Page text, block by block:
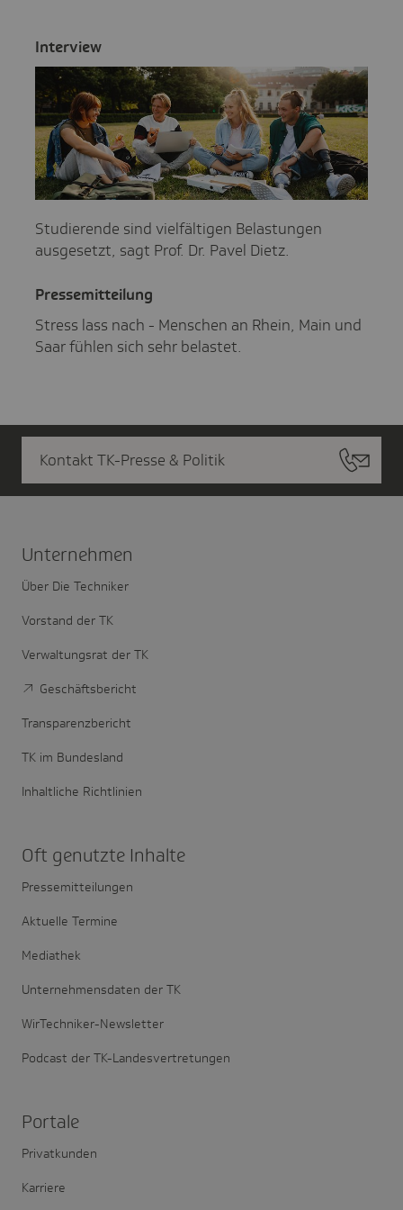
Inter­view
Studierende sind vielfältigen Belastungen
ausgesetzt, sagt Prof. Dr. Pavel Dietz.
Pres­se­mit­tei­lung
Stress lass nach - Menschen an Rhein, Main und
Saar fühlen sich sehr belastet.
Kontakt TK-Presse & Politik
Unter­nehmen
Über Die Techniker
Vorstand der TK
Verwaltungsrat der TK
Geschäftsbericht
Transparenzbericht
TK im Bundesland
Inhaltliche Richtlinien
Oft genutzte Inhalte
Pressemitteilungen
Aktuelle Termine
Mediathek
Unternehmensdaten der TK
WirTechniker-Newsletter
Podcast der TK-Landesvertretungen
Portale
Privatkunden
Karriere